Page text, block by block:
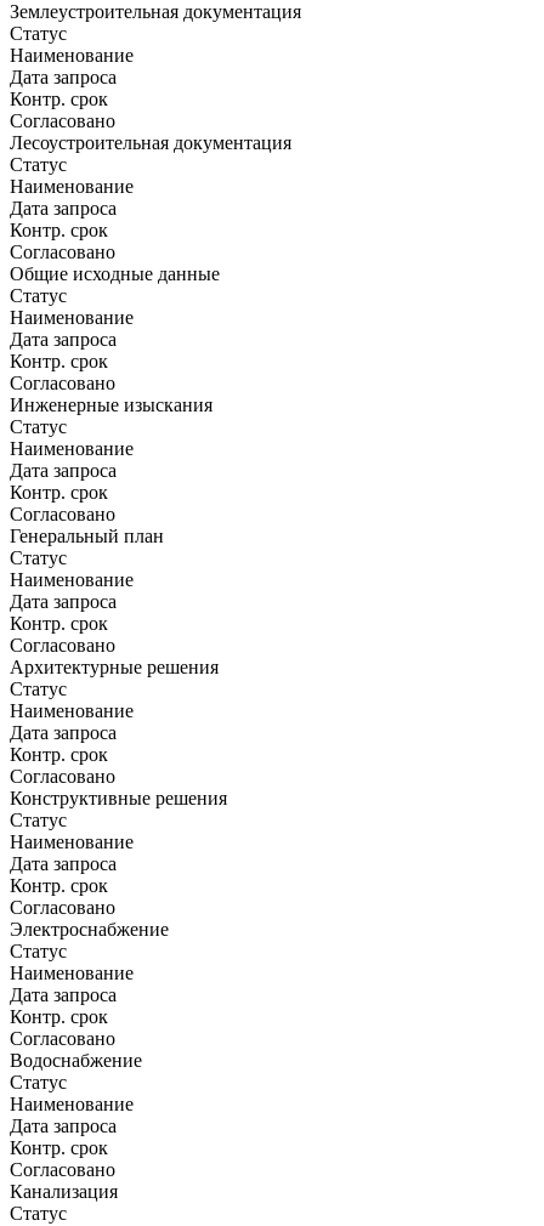
Землеустроительная документация
Статус
Наименование
Дата запроса
Контр. срок
Согласовано
Лесоустроительная документация
Статус
Наименование
Дата запроса
Контр. срок
Согласовано
Общие исходные данные
Статус
Наименование
Дата запроса
Контр. срок
Согласовано
Инженерные изыскания
Статус
Наименование
Дата запроса
Контр. срок
Согласовано
Генеральный план
Статус
Наименование
Дата запроса
Контр. срок
Согласовано
Архитектурные решения
Статус
Наименование
Дата запроса
Контр. срок
Согласовано
Конструктивные решения
Статус
Наименование
Дата запроса
Контр. срок
Согласовано
Электроснабжение
Статус
Наименование
Дата запроса
Контр. срок
Согласовано
Водоснабжение
Статус
Наименование
Дата запроса
Контр. срок
Согласовано
Канализация
Статус